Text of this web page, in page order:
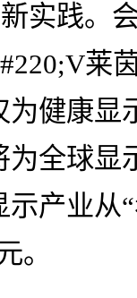
实践。
莱
为健康显
为全球显
产业从
。